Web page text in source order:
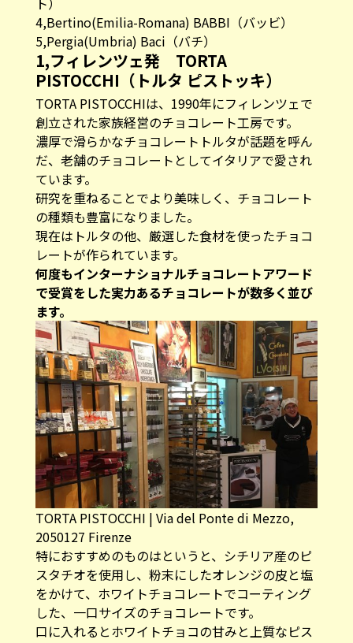
4,Bertino(Emilia-Romana) BABBI（バッビ）
5,Pergia(Umbria) Baci（バチ）
1,フィレンツェ発 TORTA
PISTOCCHI（トルタ ピストッキ）
TORTA PISTOCCHIは、1990年にフィレンツェで
創立された家族経営のチョコレート工房です。
濃厚で滑らかなチョコレートトルタが話題を呼ん
だ、老舗のチョコレートとしてイタリアで愛され
ています。
研究を重ねることでより美味しく、チョコレート
の種類も豊富になりました。
現在はトルタの他、厳選した食材を使ったチョコ
レートが作られています。
何度もインターナショナルチョコレートアワード
で受賞をした実力あるチョコレートが数多く並び
ます。
TORTA PISTOCCHI | Via del Ponte di Mezzo,
2050127 Firenze
特におすすめのものはというと、シチリア産のピ
スタチオを使用し、粉末にしたオレンジの皮と塩
をかけて、ホワイトチョコレートでコーティング
した、一口サイズのチョコレートです。
口に入れるとホワイトチョコの甘みと上質なピス